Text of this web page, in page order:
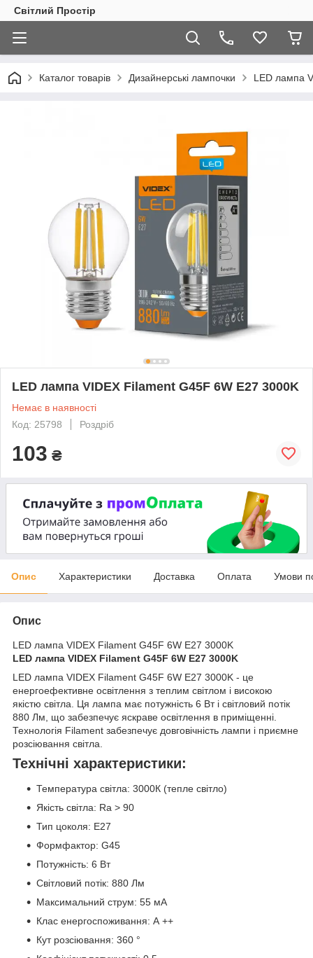
Світлий Простір
Каталог товарів Дизайнерські лампочки LED лампа
LED лампа VIDEX Filament G45F 6W E27 3000K
Немає в наявності
Код: 25798
Роздріб
103 ₴
Опис Характеристики Доставка Оплата Умови
Опис
LED лампа VIDEX Filament G45F 6W E27 3000K
LED лампа VIDEX Filament G45F 6W E27 3000K
LED лампа VIDEX Filament G45F 6W E27 3000K - це
енергоефективне освітлення з теплим світлом і високою
якістю світла. Ця лампа має потужність 6 Вт і світловий потік
880 Лм, що забезпечує яскраве освітлення в приміщенні.
Технологія Filament забезпечує довговічність лампи і приємне
розсіювання світла.
Технічні характеристики:
Температура світла: 3000К (тепле світло)
Якість світла: Ra > 90
Тип цоколя: E27
Формфактор: G45
Потужність: 6 Вт
Світловий потік: 880 Лм
Максимальний струм: 55 мА
Клас енергоспоживання: А ++
Кут розсіювання: 360 °